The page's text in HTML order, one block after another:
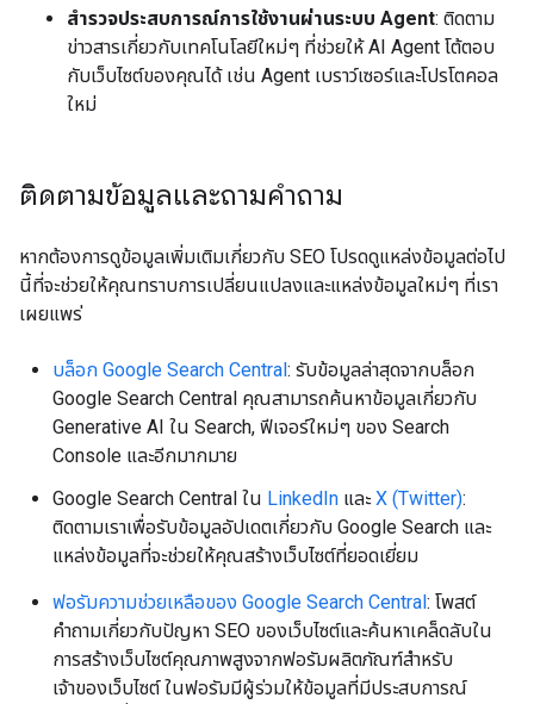
สำรวจประสบการณ์การใช้งานผ่านระบบ Agent: ติดตาม
ข่าวสารเกี่ยวกับเทคโนโลยีใหม่ๆ ที่ช่วยให้ AI Agent โต้ตอบ
กับเว็บไซต์ของคุณได้ เช่น Agent เบราว์เซอร์และโปรโตคอล
ใหม่
ติดตามข้อมูลและถามคำถาม
หากต้องการดูข้อมูลเพิ่มเติมเกี่ยวกับ SEO โปรดดูแหล่งข้อมูลต่อไป
นี้ที่จะช่วยให้คุณทราบการเปลี่ยนแปลงและแหล่งข้อมูลใหม่ๆ ที่เรา
เผยแพร่
บล็อก Google Search Central: รับข้อมูลล่าสุดจากบล็อก
Google Search Central คุณสามารถค้นหาข้อมูลเกี่ยวกับ
Generative AI ใน Search, ฟีเจอร์ใหม่ๆ ของ Search
Console และอีกมากมาย
Google Search Central ใน LinkedIn และX (Twitter):
ติดตามเราเพื่อรับข้อมูลอัปเดตเกี่ยวกับ Google Search และ
แหล่งข้อมูลที่จะช่วยให้คุณสร้างเว็บไซต์ที่ยอดเยี่ยม
ฟอรัมความช่วยเหลือของ Google Search Central: โพสต์
คำถามเกี่ยวกับปัญหา SEO ของเว็บไซต์และค้นหาเคล็ดลับใน
การสร้างเว็บไซต์คุณภาพสูงจากฟอรัมผลิตภัณฑ์สำหรับ
เจ้าของเว็บไซต์ ในฟอรัมมีผู้ร่วมให้ข้อมูลที่มีประสบการณ์